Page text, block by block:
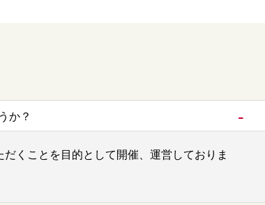
か？
くことを目的として開催、運営しておりま